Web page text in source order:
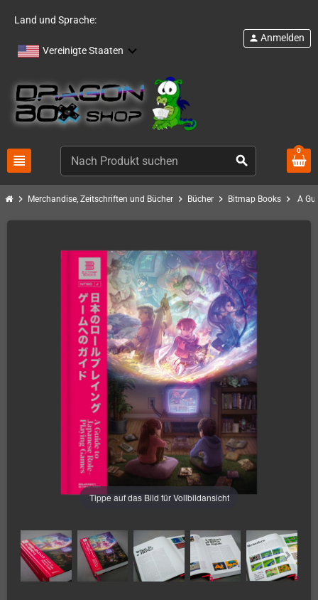
Land und Sprache:
Vereinigte Staaten
view_headline search
person Anmelden
0
chevron_right Merchandise, Zeitschriften und Bücher chevron_right Bücher chevron_right Bitmap Books chevron_right A
Tippe auf das Bild für Vollbildansicht